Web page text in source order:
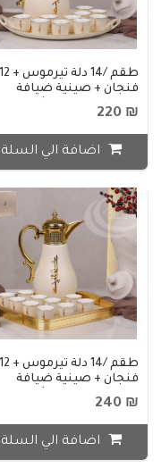
طقم /14 دلة تيرموس + 12
فنجان + صينية ضيافة
بورسلان بيج منقش مذهب
CH617-14/S-BEIGE
₪ 220
اضافة الي السلة
طقم /14 دلة تيرموس + 12
فنجان + صينية ضيافة
بورسلان بيج منقش مذهب
CH617G-14/S-BEIGE
₪ 240
اضافة الي السلة